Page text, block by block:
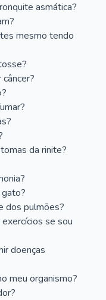
asmática?
mesmo tendo
da rinite?
dos pulmões?
se sou
doenças
meu organismo?